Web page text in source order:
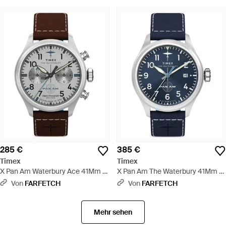
285 €
Timex
X Pan Am Waterbury Ace 41Mm -
WeißVon FARFETCH
385 €
Timex
X Pan Am The Waterbury 41Mm -
BlauVon FARFETCH
Mehr sehen